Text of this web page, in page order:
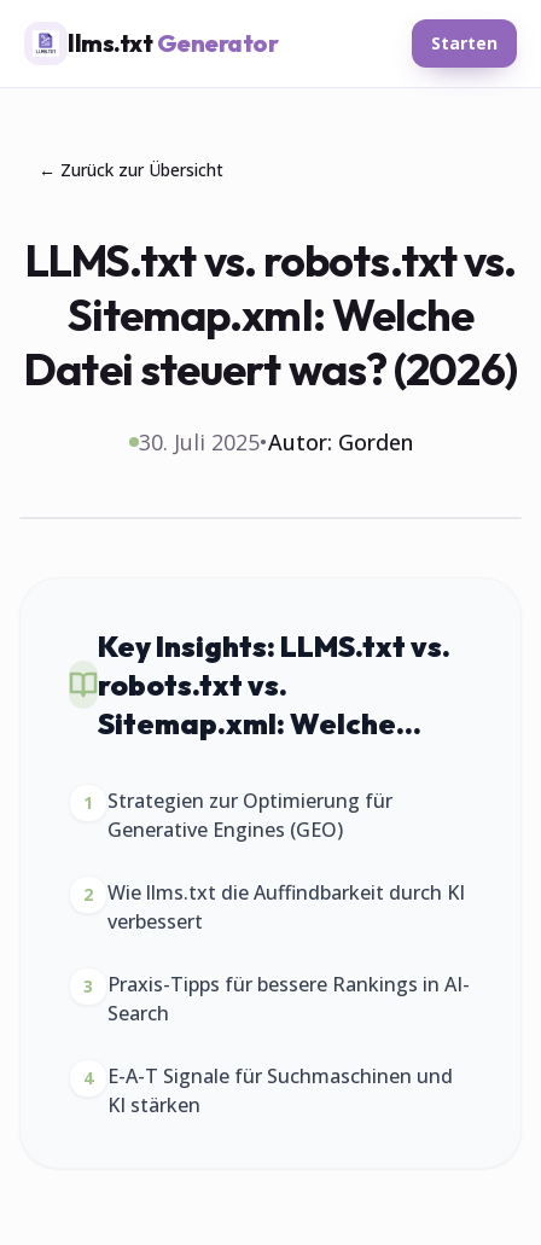
llms.txtGenerator Starten
← Zurück zur Übersicht
LLMS.txt vs. robots.txt vs.
Sitemap.xml: Welche
Datei steuert was? (2026)
30. Juli 2025•Autor: Gorden
Key Insights: LLMS.txt vs.
robots.txt vs.
Sitemap.xml: Welche...
1
Strategien zur Optimierung für
Generative Engines (GEO)
2
Wie llms.txt die Auffindbarkeit durch KI
verbessert
3
Praxis-Tipps für bessere Rankings in AI-
Search
4
E-A-T Signale für Suchmaschinen und
KI stärken